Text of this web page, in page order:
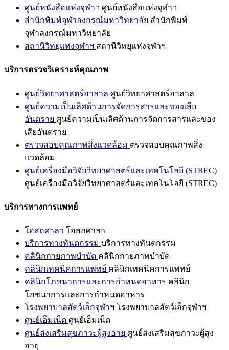
ศูนย์หนังสือแห่งจุฬาฯ ศูนย์หนังสือแห่งจุฬาฯ
สำนักพิมพ์จุฬาลงกรณ์มหาวิทยาลัย สำนักพิมพ์
จุฬาลงกรณ์มหาวิทยาลัย
สถานีวิทยุแห่งจุฬาฯ สถานีวิทยุแห่งจุฬาฯ
บริการตรวจวิเคราะห์คุณภาพ
ศูนย์วิทยาศาสตร์ฮาลาล ศูนย์วิทยาศาสตร์ฮาลาล
ศูนย์ความเป็นเลิศด้านการจัดการสารและของเสีย
อันตราย ศูนย์ความเป็นเลิศด้านการจัดการสารและของ
เสียอันตราย
ตรวจสอบคุณภาพสิ่งแวดล้อม ตรวจสอบคุณภาพสิ่ง
แวดล้อม
ศูนย์เครื่องมือวิจัยวิทยาศาสตร์และเทคโนโลยี (STREC)
ศูนย์เครื่องมือวิจัยวิทยาศาสตร์และเทคโนโลยี (STREC)
บริการทางการแพทย์
โอสถศาลา โอสถศาลา
บริการทางทันตกรรม บริการทางทันตกรรม
คลินิกกายภาพบำบัด คลินิกกายภาพบำบัด
คลินิกเทคนิคการแพทย์ คลินิกเทคนิคการแพทย์
คลินิกโภชนาการและการกำหนดอาหาร คลินิก
โภชนาการและการกำหนดอาหาร
โรงพยาบาลสัตว์เล็กจุฬาฯ โรงพยาบาลสัตว์เล็กจุฬาฯ
ศูนย์เอ็มเน็ต ศูนย์เอ็มเน็ต
ศูนย์ส่งเสริมสุขภาวะผู้สูงอายุ ศูนย์ส่งเสริมสุขภาวะผู้สูง
อายุ